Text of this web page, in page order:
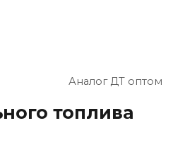
Аналог ДТ оптом
топлива